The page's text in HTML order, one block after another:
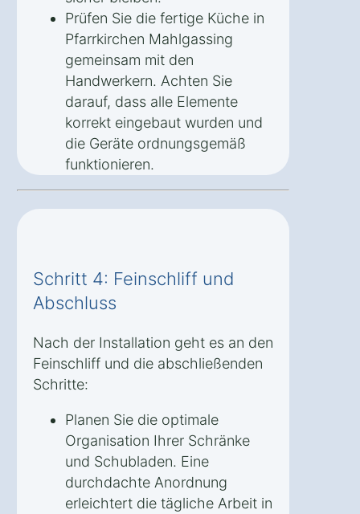
Prüfen Sie die fertige Küche in
Pfarrkirchen Mahlgassing
gemeinsam mit den
Handwerkern. Achten Sie
darauf, dass alle Elemente
korrekt eingebaut wurden und
die Geräte ordnungsgemäß
funktionieren.
Schritt 4: Feinschliff und
Abschluss
Nach der Installation geht es an den
Feinschliff und die abschließenden
Schritte:
Planen Sie die optimale
Organisation Ihrer Schränke
und Schubladen. Eine
durchdachte Anordnung
erleichtert die tägliche Arbeit in